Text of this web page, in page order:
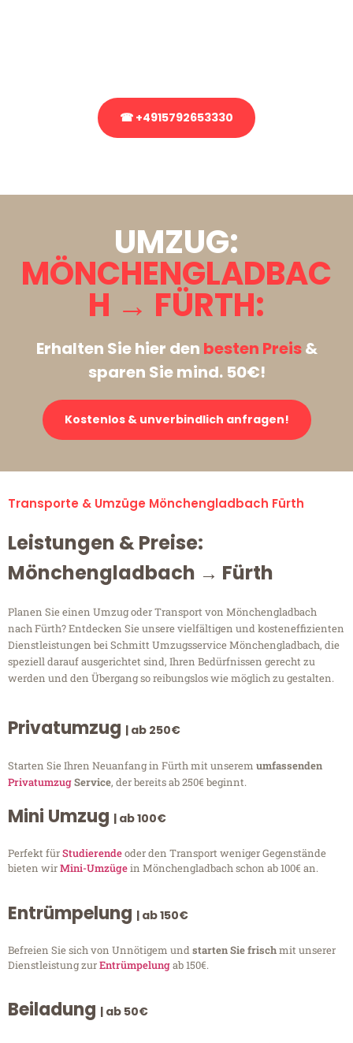
☎ +4915792653330
UMZUG:
MÖNCHENGLADBAC
H → FÜRTH:
Erhalten Sie hier den besten Preis&
sparen Sie mind. 50€!
Kostenlos & unverbindlich anfragen!
Transporte & Umzüge Mönchengladbach Fürth
Leistungen & Preise:
Mönchengladbach → Fürth
Planen Sie einen Umzug oder Transport von Mönchengladbach
nach Fürth? Entdecken Sie unsere vielfältigen und kosteneffizienten
Dienstleistungen bei Schmitt Umzugsservice Mönchengladbach, die
speziell darauf ausgerichtet sind, Ihren Bedürfnissen gerecht zu
werden und den Übergang so reibungslos wie möglich zu gestalten.
Privatumzug | ab 250€
Starten Sie Ihren Neuanfang in Fürth mit unserem umfassenden
PrivatumzugService, der bereits ab 250€ beginnt.
Mini Umzug | ab 100€
Perfekt fürStudierendeoder den Transport weniger Gegenstände
bieten wirMini-Umzügein Mönchengladbach schon ab 100€ an.
Entrümpelung | ab 150€
Befreien Sie sich von Unnötigem undstarten Sie frischmit unserer
Dienstleistung zurEntrümpelungab 150€.
Beiladung | ab 50€